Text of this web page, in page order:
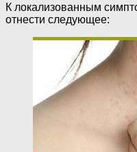
К локализованным
отнести следующее: